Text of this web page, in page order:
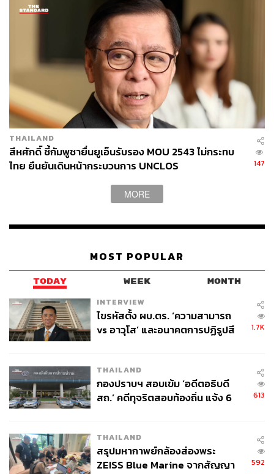
THAILAND
สีหศักดิ์ ชี้กัมพูชายื่นยูเอ็นรับรอง MOU 2543 ไม่กระทบ
ไทย ยืนยันเดินหน้ากระบวนการ UNCLOS
147
MORE
MOST POPULAR
TODAY WEEK MONTH
INTERVIEW
ไขรหัสตั้ง ผบ.ตร. ‘ความสามารถ
vs อาวุโส’ และอนาคตการปฏิรูปสี
1.7K
THAILAND
กองปราบฯ สอบเข้ม ‘อดีตอธิบดี
สถ.’ คดีทุจริตสอบท้องถิ่น แจ้ง 6
613
THAILAND
สรุปมหากาพย์กล้องส่องพระ
ZEISS Blue Marine จากสัญญา
592